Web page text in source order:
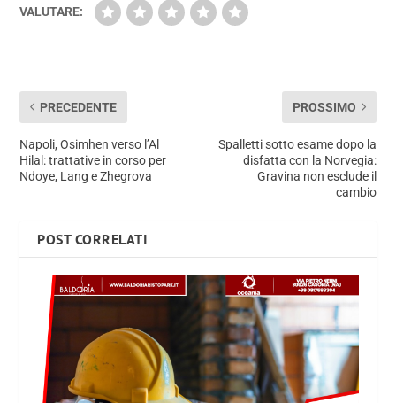
VALUTARE:
PRECEDENTE
Napoli, Osimhen verso l’Al
Hilal: trattative in corso per
Ndoye, Lang e Zhegrova
PROSSIMO
Spalletti sotto esame dopo la
disfatta con la Norvegia:
Gravina non esclude il
cambio
POST CORRELATI